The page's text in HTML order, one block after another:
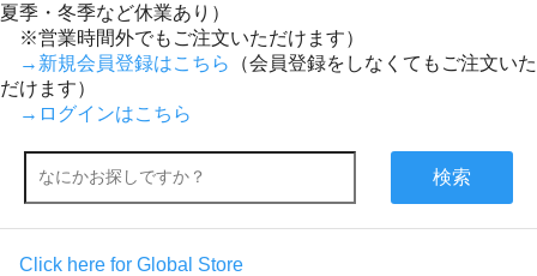
夏季・冬季など休業あり）
※営業時間外でもご注文いただけます）
→新規会員登録はこちら
（会員登録をしなくてもご注文いた
だけます）
→ログインはこちら
検索
Click here for Global Store